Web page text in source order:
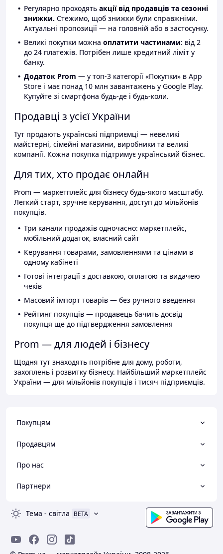
Регулярно проходять акції від продавців та сезонні
знижки. Стежимо, щоб знижки були справжніми.
Актуальні пропозиції — на головній або в застосунку.
Великі покупки можна оплатити частинами: від 2
до 24 платежів. Потрібен лише кредитний ліміт у
банку.
Додаток Prom — у топ-3 категорії «Покупки» в App
Store і має понад 10 млн завантажень у Google Play.
Купуйте зі смартфона будь-де і будь-коли.
Продавці з усієї України
Тут продають українські підприємці — невеликі
майстерні, сімейні магазини, виробники та великі
компанії. Кожна покупка підтримує український бізнес.
Для тих, хто продає онлайн
Prom — маркетплейс для бізнесу будь-якого масштабу.
Легкий старт, зручне керування, доступ до мільйонів
покупців.
Три канали продажів одночасно: маркетплейс,
мобільний додаток, власний сайт
Керування товарами, замовленнями та цінами в
одному кабінеті
Готові інтеграції з доставкою, оплатою та видачею
чеків
Масовий імпорт товарів — без ручного введення
Рейтинг покупців — продавець бачить досвід
покупця ще до підтвердження замовлення
Prom — для людей і бізнесу
Щодня тут знаходять потрібне для дому, роботи,
захоплень і розвитку бізнесу. Найбільший маркетплейс
України — для мільйонів покупців і тисяч підприємців.
Покупцям
Продавцям
Про нас
Партнери
Тема - світла BETA